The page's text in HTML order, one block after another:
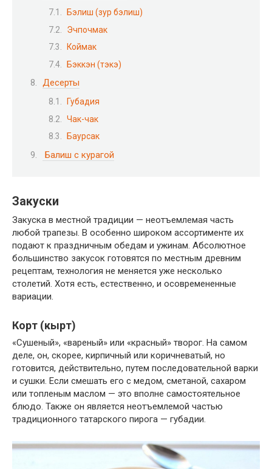
Бэлиш (зур бэлиш)
Эчпочмак
Коймак
Бэккэн (тэкэ)
Десерты
Губадия
Чак-чак
Баурсак
Балиш с курагой
Закуски
Закуска в местной традиции — неотъемлемая часть
любой трапезы. В особенно широком ассортименте их
подают к праздничным обедам и ужинам. Абсолютное
большинство закусок готовятся по местным древним
рецептам, технология не меняется уже несколько
столетий. Хотя есть, естественно, и осовремененные
вариации.
Корт (кырт)
«Сушеный», «вареный» или «красный» творог. На самом
деле, он, скорее, кирпичный или коричневатый, но
готовится, действительно, путем последовательной варки
и сушки. Если смешать его с медом, сметаной, сахаром
или топленым маслом — это вполне самостоятельное
блюдо. Также он является неотъемлемой частью
традиционного татарского пирога — губадии.